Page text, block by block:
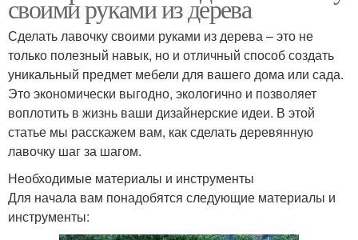
своими руками из дерева
Сделать лавочку своими руками из дерева – это не
только полезный навык, но и отличный способ создать
уникальный предмет мебели для вашего дома или сада.
Это экономически выгодно, экологично и позволяет
воплотить в жизнь ваши дизайнерские идеи. В этой
статье мы расскажем вам, как сделать деревянную
лавочку шаг за шагом.
Необходимые материалы и инструменты
Для начала вам понадобятся следующие материалы и
инструменты: